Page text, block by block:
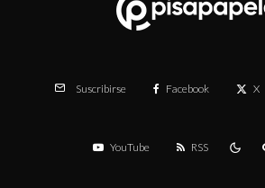
Suscribirse Facebook X
YouTube RSS